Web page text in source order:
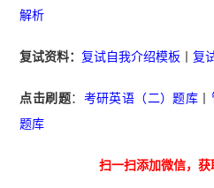
解析
复试资料：复试自我介绍模板 丨复
点击刷题： 考研英语（二）题库
题库
扫一扫添加微信，